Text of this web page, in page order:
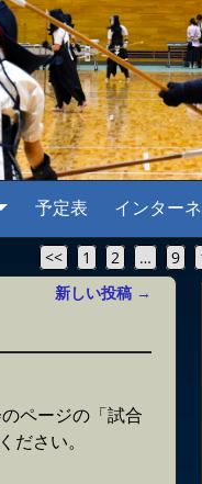
予定表 インター
<< 1 2 … 9
新しい投稿 →
ページの「試合
さい。